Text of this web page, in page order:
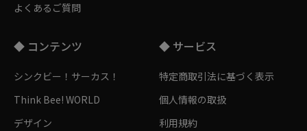
よくあるご質問
◆ コンテンツ
シンクビー！サーカス！
Think Bee! WORLD
デザイン
◆ サービス
特定商取引法に基づく表示
個人情報の取扱
利用規約